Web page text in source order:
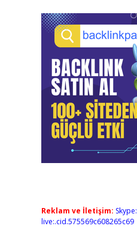
Reklam ve İletişim: Skype:
live:.cid.575569c608265c69